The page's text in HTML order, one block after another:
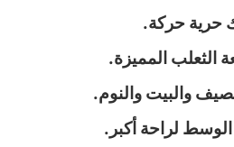
حرية حركة.
الثعلب المميزة.
والبيت والنوم.
لراحة أكبر.